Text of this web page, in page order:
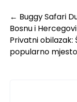
← Buggy Safari
Bosnu i
Privatni
popularno